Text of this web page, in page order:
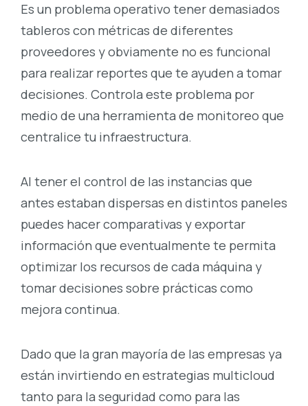
Es un problema operativo tener demasiados
tableros con métricas de diferentes
proveedores y obviamente no es funcional
para realizar reportes que te ayuden a tomar
decisiones. Controla este problema por
medio de una herramienta de monitoreo que
centralice tu infraestructura.
Al tener el control de las instancias que
antes estaban dispersas en distintos paneles
puedes hacer comparativas y exportar
información que eventualmente te permita
optimizar los recursos de cada máquina y
tomar decisiones sobre prácticas como
mejora continua.
Dado que la gran mayoría de las empresas ya
están invirtiendo en estrategias multicloud
tanto para la seguridad como para las